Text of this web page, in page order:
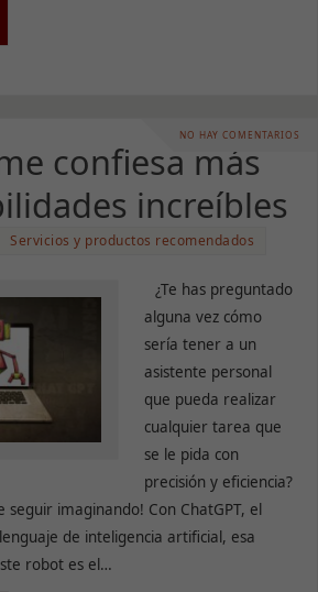
NO HAY COMENTARIOS
confiesa más
increíbles
Servicios y productos recomendados
¿Te has preguntado
alguna vez cómo
sería tener a un
asistente personal
que pueda realizar
cualquier tarea que
se le pida con
precisión y eficiencia?
seguir imaginando! Con ChatGPT, el
de inteligencia artificial, esa
robot es el…